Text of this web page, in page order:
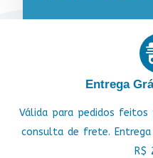
Entrega
Válida para pedidos feitos
consulta de frete.
R$